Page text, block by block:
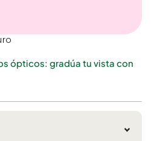
ópticos: gradúa tu vista con